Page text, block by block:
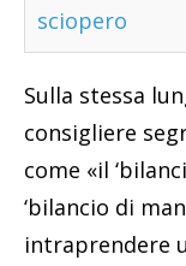
sciopero
Sulla stessa
consigliere
come «il
‘bilancio di
intraprendere